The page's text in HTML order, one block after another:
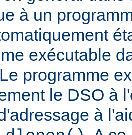
à un
exécutable
programme
le DSO à
à